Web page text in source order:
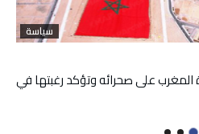
سياسة
المغرب على صحرائه وتؤكد رغبتها في